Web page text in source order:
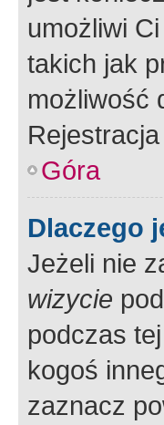
umożliwi
takich jak
możliwość
Góra
Dlaczego
Jeżeli nie
wizycie
podczas
kogoś
zaznacz